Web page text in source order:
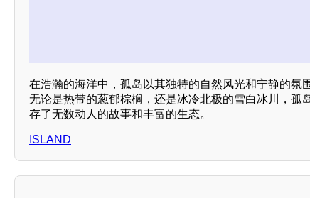
在浩瀚的海洋中，孤岛以其独特的自然风光和宁静的氛
无论是热带的葱郁棕榈，还是冰冷北极的雪白冰川，孤
存了无数动人的故事和丰富的生态。
ISLAND